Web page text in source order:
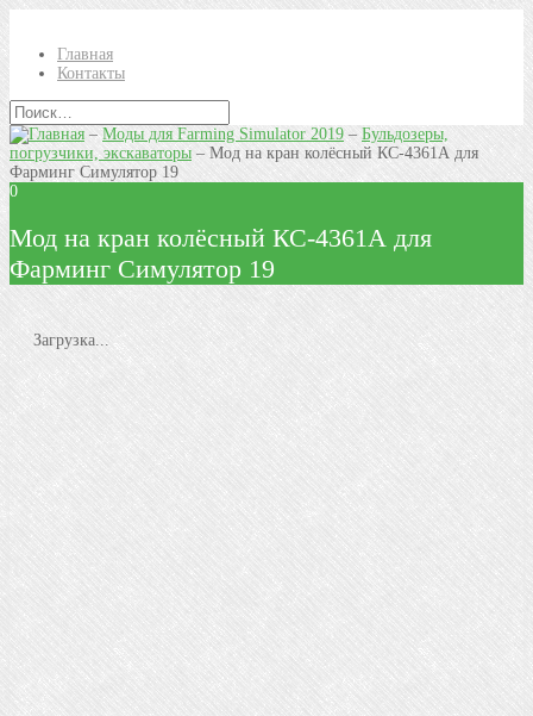
Главная
Контакты
–Моды для Farming Simulator 2019 – Бульдозеры,
погрузчики, экскаваторы – Мод на кран колёсный КС-4361А для
Фарминг Симулятор 19
0
Мод на кран колёсный КС-4361А для
Фарминг Симулятор 19
Загрузка...